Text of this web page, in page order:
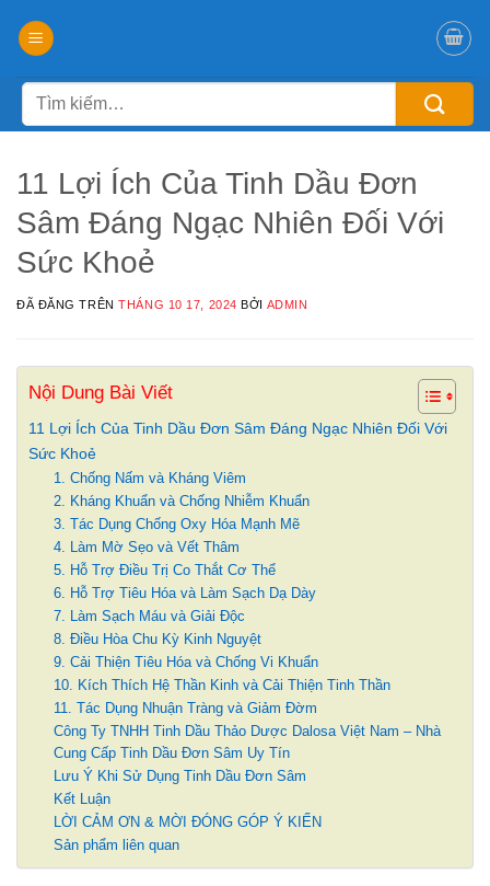
đến
dungTìm
kiếm:
11 Lợi Ích Của Tinh Dầu Đơn
Sâm Đáng Ngạc Nhiên Đối Với
Sức Khoẻ
ĐÃ ĐĂNG TRÊNTHÁNG 10 17, 2024 BỞI ADMIN
Nội Dung Bài Viết
11 Lợi Ích Của Tinh Dầu Đơn Sâm Đáng Ngạc Nhiên Đối Với
Sức Khoẻ
1. Chống Nấm và Kháng Viêm
2. Kháng Khuẩn và Chống Nhiễm Khuẩn
3. Tác Dụng Chống Oxy Hóa Mạnh Mẽ
4. Làm Mờ Sẹo và Vết Thâm
5. Hỗ Trợ Điều Trị Co Thắt Cơ Thể
6. Hỗ Trợ Tiêu Hóa và Làm Sạch Dạ Dày
7. Làm Sạch Máu và Giải Độc
8. Điều Hòa Chu Kỳ Kinh Nguyệt
9. Cải Thiện Tiêu Hóa và Chống Vi Khuẩn
10. Kích Thích Hệ Thần Kinh và Cải Thiện Tinh Thần
11. Tác Dụng Nhuận Tràng và Giảm Đờm
Công Ty TNHH Tinh Dầu Thảo Dược Dalosa Việt Nam – Nhà
Cung Cấp Tinh Dầu Đơn Sâm Uy Tín
Lưu Ý Khi Sử Dụng Tinh Dầu Đơn Sâm
Kết Luận
LỜI CẢM ƠN & MỜI ĐÓNG GÓP Ý KIẾN
Sản phẩm liên quan